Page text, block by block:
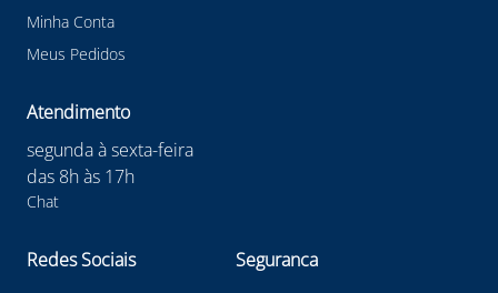
Minha Conta
Meus Pedidos
Atendimento
segunda à sexta-feira
das 8h às 17h
Chat
Redes Sociais Seguranca